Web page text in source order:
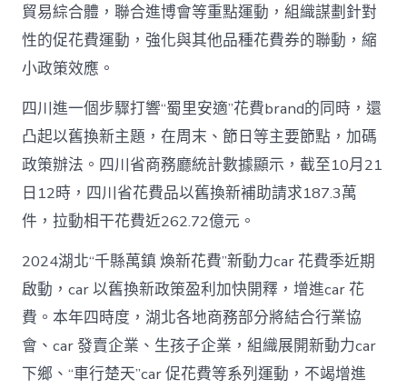
貿易綜合體，聯合進博會等重點運動，組織謀劃針對
性的促花費運動，強化與其他品種花費券的聯動，縮
小政策效應。
四川進一個步驟打響“蜀里安適”花費brand的同時，還
凸起以舊換新主題，在周末、節日等主要節點，加碼
政策辦法。四川省商務廳統計數據顯示，截至10月21
日12時，四川省花費品以舊換新補助請求187.3萬
件，拉動相干花費近262.72億元。
2024湖北“千縣萬鎮 煥新花費”新動力car 花費季近期
啟動，car 以舊換新政策盈利加快開釋，增進car 花
費。本年四時度，湖北各地商務部分將結合行業協
會、car 發賣企業、生孩子企業，組織展開新動力car
下鄉、“車行楚天”car 促花費等系列運動，不竭增進